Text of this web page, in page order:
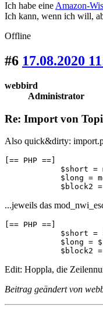
Ich habe eine Amazon-
Ich kann, wenn ich will,
Offline
#6 17.08.2020
webbird
Administrator
Re: Import von
Also quick&dirty:
[== PHP ==]
$short =
$long =
$block2
...jeweils das
[== PHP ==]
$short =
$long =
$block2
Edit: Hoppla, die
Beitrag geändert von